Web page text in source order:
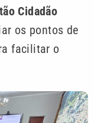
Cidadão
os pontos de
facilitar o